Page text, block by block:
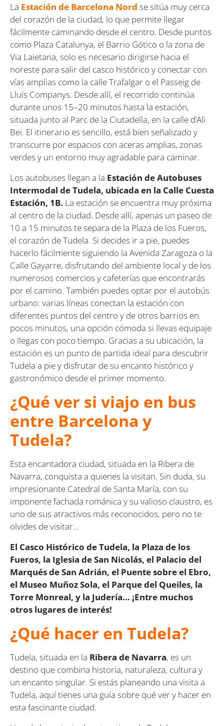
La Estación de Barcelona Nord se sitúa muy cerca
del corazón de la ciudad, lo que permite llegar
fácilmente caminando desde el centro. Desde puntos
como Plaza Catalunya, el Barrio Gótico o la zona de
Via Laietana, solo es necesario dirigirse hacia el
noreste para salir del casco histórico y conectar con
vías amplias como la calle Trafalgar o el Passeig de
Lluís Companys. Desde allí, el recorrido continúa
durante unos 15–20 minutos hasta la estación,
situada junto al Parc de la Ciutadella, en la calle d’Ali
Bei. El itinerario es sencillo, está bien señalizado y
transcurre por espacios con aceras amplias, zonas
verdes y un entorno muy agradable para caminar.
Los autobuses llegan a la Estación de Autobuses
Intermodal de Tudela, ubicada en la Calle Cuesta
Estación, 1B. La estación se encuentra muy próxima
al centro de la ciudad. Desde allí, apenas un paseo de
10 a 15 minutos te separa de la Plaza de los Fueros,
el corazón de Tudela. Si decides ir a pie, puedes
hacerlo fácilmente siguiendo la Avenida Zaragoza o la
Calle Gayarre, disfrutando del ambiente local y de los
numerosos comercios y cafeterías que encontrarás
por el camino. También puedes optar por el autobús
urbano: varias líneas conectan la estación con
diferentes puntos del centro y de otros barrios en
pocos minutos, una opción cómoda si llevas equipaje
o llegas con poco tiempo. Gracias a su ubicación, la
estación es un punto de partida ideal para descubrir
Tudela a pie y disfrutar de su encanto histórico y
gastronómico desde el primer momento.
¿Qué ver si viajo en bus
entre Barcelona y
Tudela?
Esta encantadora ciudad, situada en la Ribera de
Navarra, conquista a quienes la visitan. Sin duda, su
impresionante Catedral de Santa María, con su
imponente fachada románica y su valioso claustro, es
uno de sus atractivos más reconocidos, pero no te
olvides de visitar…
El Casco Histórico de Tudela, la Plaza de los
Fueros, la Iglesia de San Nicolás, el Palacio del
Marqués de San Adrián, el Puente sobre el Ebro,
el Museo Muñoz Sola, el Parque del Queiles, la
Torre Monreal, y la Judería… ¡Entre muchos
otros lugares de interés!
¿Qué hacer en Tudela?
Tudela, situada en la Ribera de Navarra, es un
destino que combina historia, naturaleza, cultura y
un encanto singular. Si estás planeando una visita a
Tudela, aquí tienes una guía sobre qué ver y hacer en
esta fascinante ciudad.